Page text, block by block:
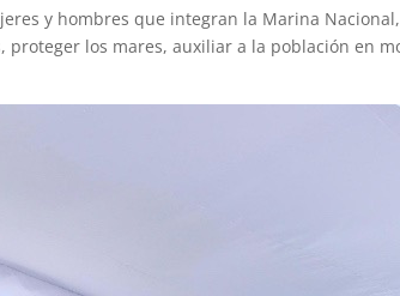
y hombres que integran la Marina
los mares, auxiliar a la población en